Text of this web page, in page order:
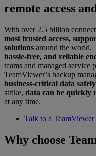
remote access
With over 2.5 billion
most trusted access,
solutions around the world.
hassle-free, and reliable
teams and managed service
TeamViewer’s backup
business-critical data
strike, data can be quickly
at any time.
Talk to a TeamViewer
Why choose